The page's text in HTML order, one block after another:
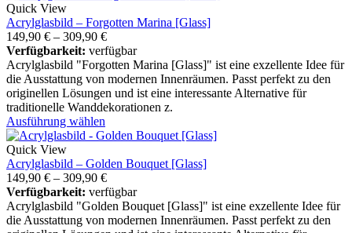
Quick View
Acrylglasbild – Forgotten Marina [Glass]
149,90 € – 309,90 €
Verfügbarkeit: verfügbar
Acrylglasbild "Forgotten Marina [Glass]" ist eine exzellente Idee für
die Ausstattung von modernen Innenräumen. Passt perfekt zu den
originellen Lösungen und ist eine interessante Alternative für
traditionelle Wanddekorationen z.
Ausführung wählen
Quick View
Acrylglasbild – Golden Bouquet [Glass]
149,90 € – 309,90 €
Verfügbarkeit: verfügbar
Acrylglasbild "Golden Bouquet [Glass]" ist eine exzellente Idee für
die Ausstattung von modernen Innenräumen. Passt perfekt zu den